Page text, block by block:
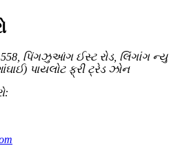
પિંગઝુઆંગ ઈસ્ટ રોડ, લિંગાંગ ન્યુ
પાયલોટ ફ્રી ટ્રેડ ઝોન